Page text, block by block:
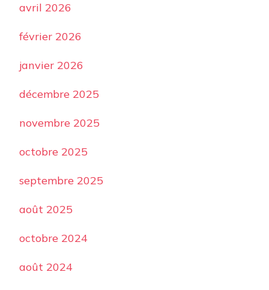
avril 2026
février 2026
janvier 2026
décembre 2025
novembre 2025
octobre 2025
septembre 2025
août 2025
octobre 2024
août 2024